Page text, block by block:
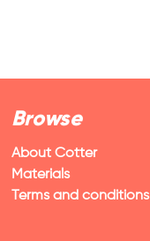
Browse
About Cotter
Materials
Terms and conditions